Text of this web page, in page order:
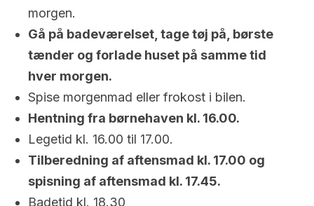
morgen.
Gå på badeværelset, tage tøj på, børste
tænder og forlade huset på samme tid
hver morgen.
Spise morgenmad eller frokost i bilen.
Hentning fra børnehaven kl. 16.00.
Legetid kl. 16.00 til 17.00.
Tilberedning af aftensmad kl. 17.00 og
spisning af aftensmad kl. 17.45.
Badetid kl. 18.30